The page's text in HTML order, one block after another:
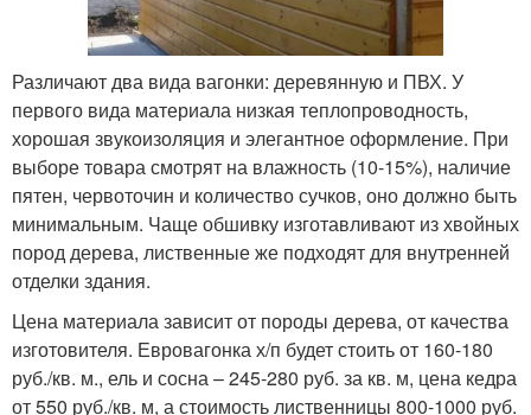
Различают два вида вагонки: деревянную и ПВХ. У
первого вида материала низкая теплопроводность,
хорошая звукоизоляция и элегантное оформление. При
выборе товара смотрят на влажность (10-15%), наличие
пятен, червоточин и количество сучков, оно должно быть
минимальным. Чаще обшивку изготавливают из хвойных
пород дерева, лиственные же подходят для внутренней
отделки здания.
Цена материала зависит от породы дерева, от качества
изготовителя. Евровагонка х/п будет стоить от 160-180
руб./кв. м., ель и сосна – 245-280 руб. за кв. м, цена кедра
от 550 руб./кв. м, а стоимость лиственницы 800-1000 руб.